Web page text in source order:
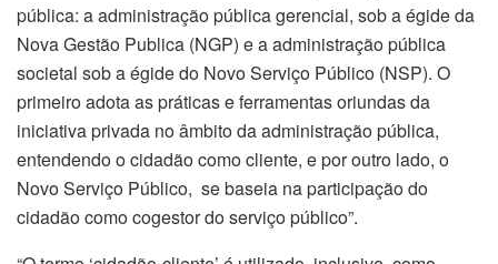
pública: a administração pública gerencial, sob a égide da
Nova Gestão Publica (NGP) e a administração pública
societal sob a égide do Novo Serviço Público (NSP). O
primeiro adota as práticas e ferramentas oriundas da
iniciativa privada no âmbito da administração pública,
entendendo o cidadão como cliente, e por outro lado, o
Novo Serviço Público, se baseia na participação do
cidadão como cogestor do serviço público”.